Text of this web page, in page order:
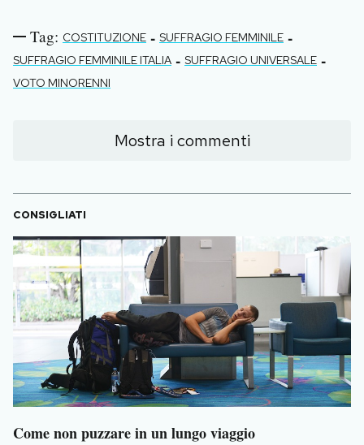
Tag: COSTITUZIONE - SUFFRAGIO FEMMINILE -
SUFFRAGIO FEMMINILE ITALIA - SUFFRAGIO UNIVERSALE -
VOTO MINORENNI
Mostra i commenti
CONSIGLIATI
Come non puzzare in un lungo viaggio